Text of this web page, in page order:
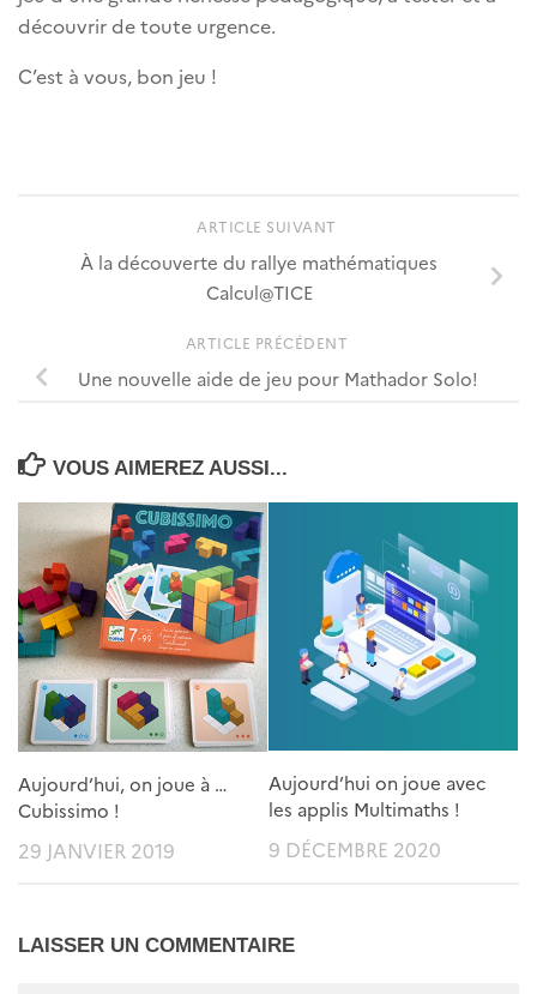
découvrir de toute urgence.
C’est à vous, bon jeu !
ARTICLE SUIVANT
À la découverte du rallye mathématiques
Calcul@TICE
ARTICLE PRÉCÉDENT
Une nouvelle aide de jeu pour Mathador Solo!
VOUS AIMEREZ AUSSI...
Aujourd’hui, on joue à …
Cubissimo !
29 JANVIER 2019
Aujourd’hui on joue avec
les applis Multimaths !
9 DÉCEMBRE 2020
LAISSER UN COMMENTAIRE